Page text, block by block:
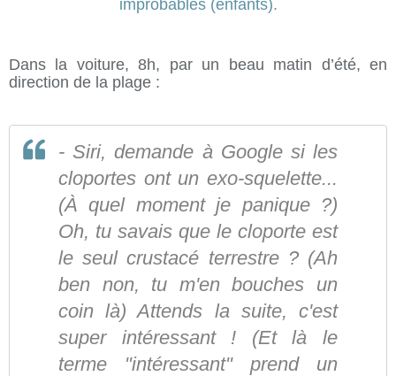
Dans la voiture, 8h, par un beau matin d’été, en
direction de la plage :
- Siri, demande à Google si les
cloportes ont un exo-squelette...
(À quel moment je panique ?)
Oh, tu savais que le cloporte est
le seul crustacé terrestre ? (Ah
ben non, tu m'en bouches un
coin là) Attends la suite, c'est
super intéressant ! (Et là le
terme "intéressant" prend un